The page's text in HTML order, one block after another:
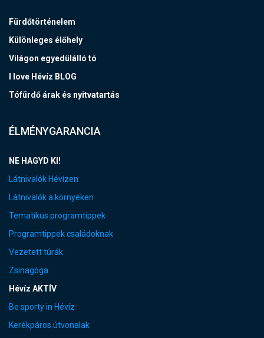
Fürdőtörténelem
Különleges élőhely
Világon egyedülálló tó
I love Hévíz BLOG
Tófürdő árak és nyitvatartás
ÉLMÉNYGARANCIA
NE HAGYD KI!
Látnivalók Hévízen
Látnivalók a környéken
Tematikus programtippek
Programtippek családoknak
Vezetett túrák
Zsinagóga
Hévíz AKTÍV
Be sporty in Hévíz
Kerékpáros útvonalak